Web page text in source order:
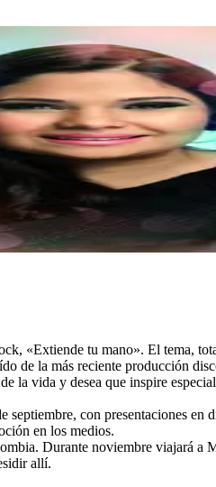
«Extiende tu mano». El tema,
de la más reciente producción
la vida y desea que inspire
con presentaciones
en los medios.
Durante noviembre viajará
allí.